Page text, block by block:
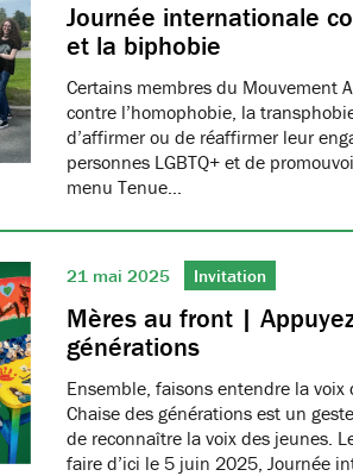
Journée internationale
et la biphobie
Certains membres du Mouvement
contre l’homophobie, la
d’affirmer ou de réaffirmer leur
personnes LGBTQ+ et de
menu Tenue…
21 mai 2025 Invitation
Mères au front |
générations
Ensemble, faisons entendre la
Chaise des générations est un
de reconnaître la voix des jeunes.
faire d’ici le 5 juin 2025, Journée